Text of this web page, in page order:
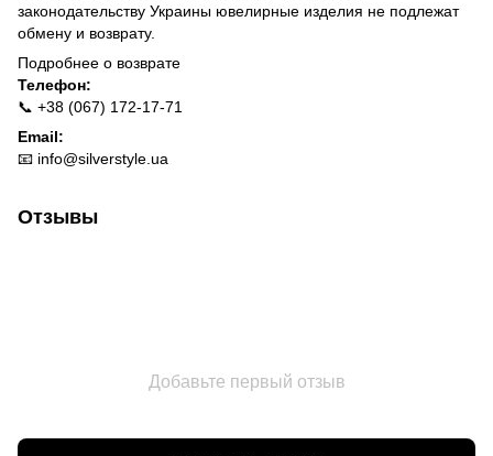
законодательству Украины ювелирные изделия не подлежат
обмену и возврату.
Подробнее о возврате
Телефон:
📞 +38 (067) 172-17-71
Email:
📧 info@silverstyle.ua
Отзывы
Добавьте первый отзыв